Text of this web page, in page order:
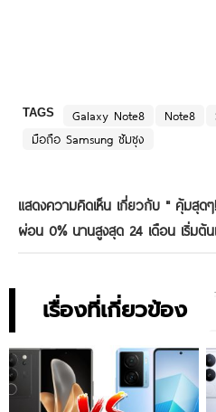
TAGS Galaxy Note8 Note8
มือถือ Samsung ซัมซุง
แสดงความคิดเห็น เกี่ยวกับ " คุ้มสุด
ผ่อน 0% นานสูงสุด 24 เดือน เริ่มต้น
เรื่องที่เกี่ยวข้อง